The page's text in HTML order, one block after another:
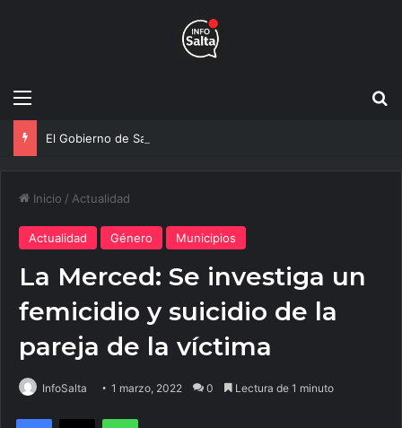
Menú
Inicio / Actualidad
Actualidad Género Municipios
La Merced: Se investiga un
femicidio y suicidio de la
pareja de la víctima
InfoSalta 1 marzo, 2022 0 Lectura de 1 minuto
Facebook
X WhatsApp